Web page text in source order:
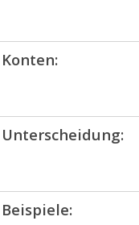
Konten:
Unterscheidung:
Beispiele: